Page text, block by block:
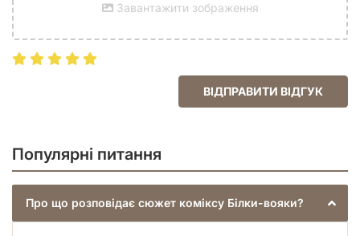
Завантажити зображення
ВІДПРАВИТИ ВІДГУК
Популярні питання
Про що розповідає сюжет коміксу Білки-вояки?